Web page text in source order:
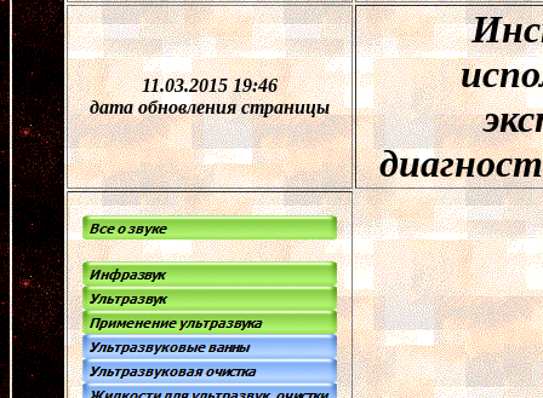
11.03.2015 19:46
дата обновления страницы